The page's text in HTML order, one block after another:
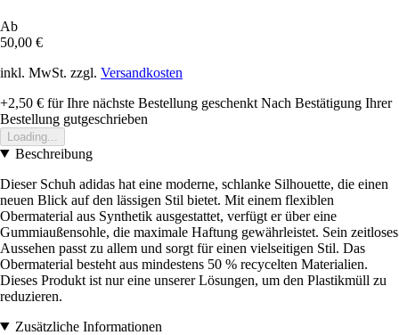
Ab
50,00 €
inkl. MwSt. zzgl. Versandkosten
+2,50 € für Ihre nächste Bestellung geschenkt Nach Bestätigung Ihrer
Bestellung gutgeschrieben
Loading...
Beschreibung
Dieser Schuh adidas hat eine moderne, schlanke Silhouette, die einen
neuen Blick auf den lässigen Stil bietet. Mit einem flexiblen
Obermaterial aus Synthetik ausgestattet, verfügt er über eine
Gummiaußensohle, die maximale Haftung gewährleistet. Sein zeitloses
Aussehen passt zu allem und sorgt für einen vielseitigen Stil. Das
Obermaterial besteht aus mindestens 50 % recycelten Materialien.
Dieses Produkt ist nur eine unserer Lösungen, um den Plastikmüll zu
reduzieren.
Zusätzliche Informationen